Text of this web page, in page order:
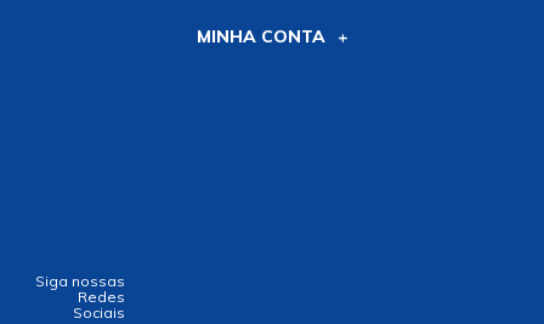
MINHA CONTA
Siga nossas
Redes
Sociais